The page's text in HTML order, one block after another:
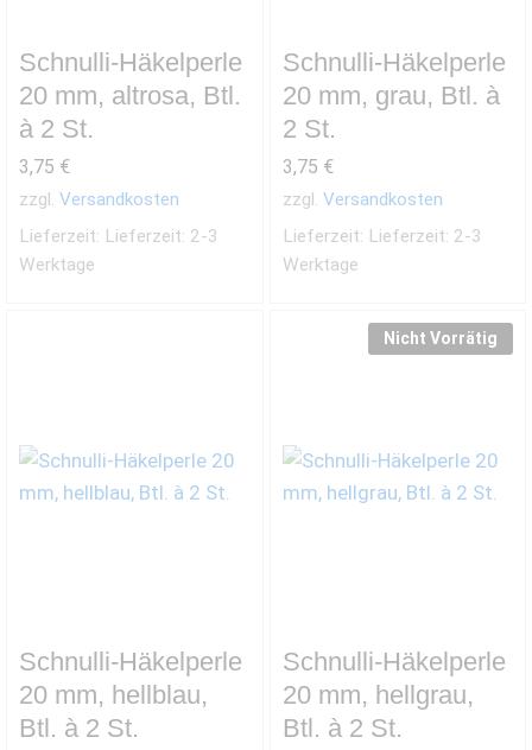
Schnulli-Häkelperle
20 mm, altrosa, Btl.
à 2 St.
3,75 €
zzgl. Versandkosten
Lieferzeit: Lieferzeit: 2-3
Werktage
Schnulli-Häkelperle
20 mm, grau, Btl. à
2 St.
3,75 €
zzgl. Versandkosten
Lieferzeit: Lieferzeit: 2-3
Werktage
Schnulli-Häkelperle
20 mm, hellblau,
Btl. à 2 St.
Nicht Vorrätig
Schnulli-Häkelperle
20 mm, hellgrau,
Btl. à 2 St.